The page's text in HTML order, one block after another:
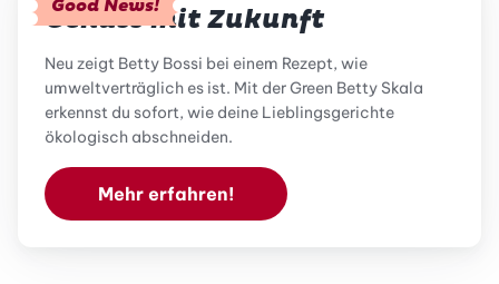
Good News!
Genuss mit Zukunft
Neu zeigt Betty Bossi bei einem Rezept, wie
umweltverträglich es ist. Mit der Green Betty Skala
erkennst du sofort, wie deine Lieblingsgerichte
ökologisch abschneiden.
Mehr erfahren!